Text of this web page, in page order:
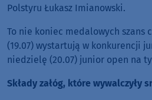
Polstyru Łukasz Imianowski.
To nie koniec medalowych szans
(19.07) wystartują w konkurencji
niedzielę (20.07) junior open na
Składy załóg, które wywalczyły